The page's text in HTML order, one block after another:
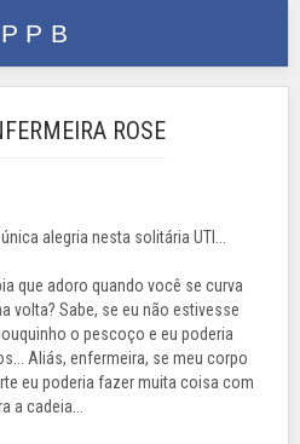
ROSE
alegria nesta solitária UTI...
que adoro quando você se curva
volta? Sabe, se eu não estivesse
o pescoço e eu poderia
Aliás, enfermeira, se meu corpo
eu poderia fazer muita coisa com
a cadeia...